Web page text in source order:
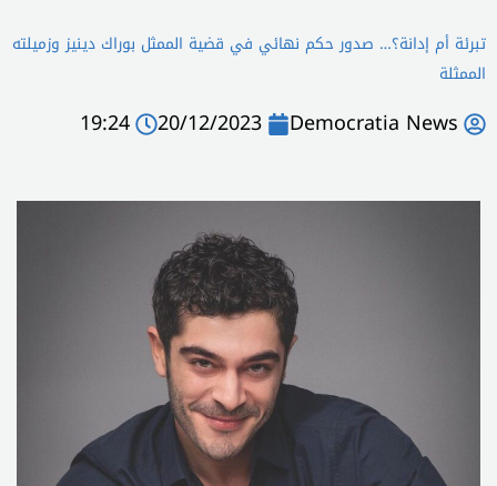
تبرئة أم إدانة؟… صدور حكم نهائي في قضية الممثل بوراك دينيز وزميلته
الممثلة
Democratia News
20/12/2023
19:24